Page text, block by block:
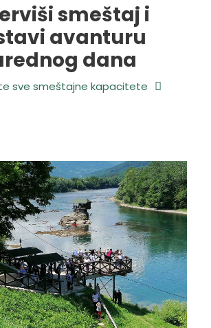
smeštaj i
avanturu
dana
sve smeštajne kapacitete
RAČA – KUĆICA NA
– REKA VRELO – JEZERO
PERUĆAC